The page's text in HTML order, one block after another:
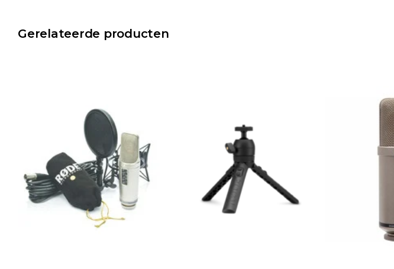
Gerelateerde producten